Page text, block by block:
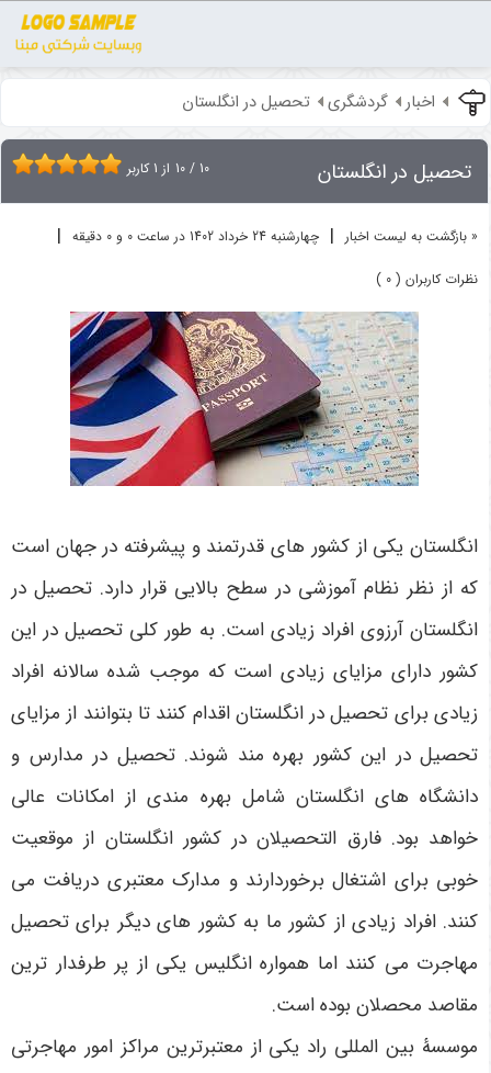
اخبار گردشگری تحصیل در انگلستان
تحصیل در انگلستان 10 / 10 از 1 کاربر
« بازگشت به لیست اخبار | چهارشنبه 24 خرداد 1402 در ساعت 0 و 0 دقیقه |
نظرات کاربران ( 0 )
انگلستان یکی از کشور های قدرتمند و پیشرفته در جهان است
که از نظر نظام آموزشی در سطح بالایی قرار دارد. تحصیل در
انگلستان آرزوی افراد زیادی است. به طور کلی تحصیل در این
کشور دارای مزایای زیادی است که موجب شده سالانه افراد
زیادی برای تحصیل در انگلستان اقدام کنند تا بتوانند از مزایای
تحصیل در این کشور بهره مند شوند. تحصیل در مدارس و
دانشگاه های انگلستان شامل بهره مندی از امکانات عالی
خواهد بود. فارق التحصیلان در کشور انگلستان از موقعیت
خوبی برای اشتغال برخوردارند و مدارک معتبری دریافت می
کنند. افراد زیادی از کشور ما به کشور های دیگر برای تحصیل
مهاجرت می کنند اما همواره انگلیس یکی از پر طرفدار ترین
مقاصد محصلان بوده است.
موسسۀ بین المللی راد یکی از معتبرترین مراکز امور مهاجرتی